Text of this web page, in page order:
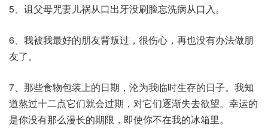
5、诅父母咒妻儿祸从口出牙没刷脸忘洗病从口入。
6、我被我最好的朋友背叛过，很伤心，再也没有办法做朋
友了。
7、那些食物包装上的日期，沦为我临时生存的日子。我知
道熬过十二点它们就会过期，对它们逐渐失去欲望。幸运的
是你没有那么漫长的期限，即使你不在我的冰箱里。